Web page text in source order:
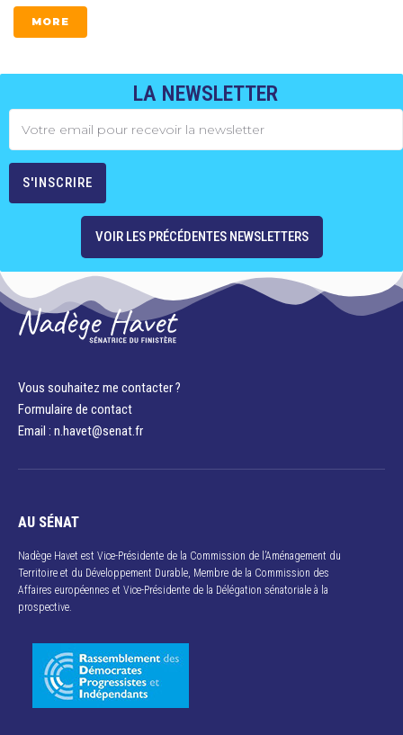
MORE
LA NEWSLETTER
VOIR LES PRÉCÉDENTES NEWSLETTERS
Vous souhaitez me contacter ?
Formulaire de contact
Email : n.havet@senat.fr​
AU SÉNAT
Nadège Havet est Vice-Présidente de la Commission de l’Aménagement du
Territoire et du Développement Durable, Membre de la Commission des
Affaires européennes et Vice-Présidente de la Délégation sénatoriale à la
prospective.